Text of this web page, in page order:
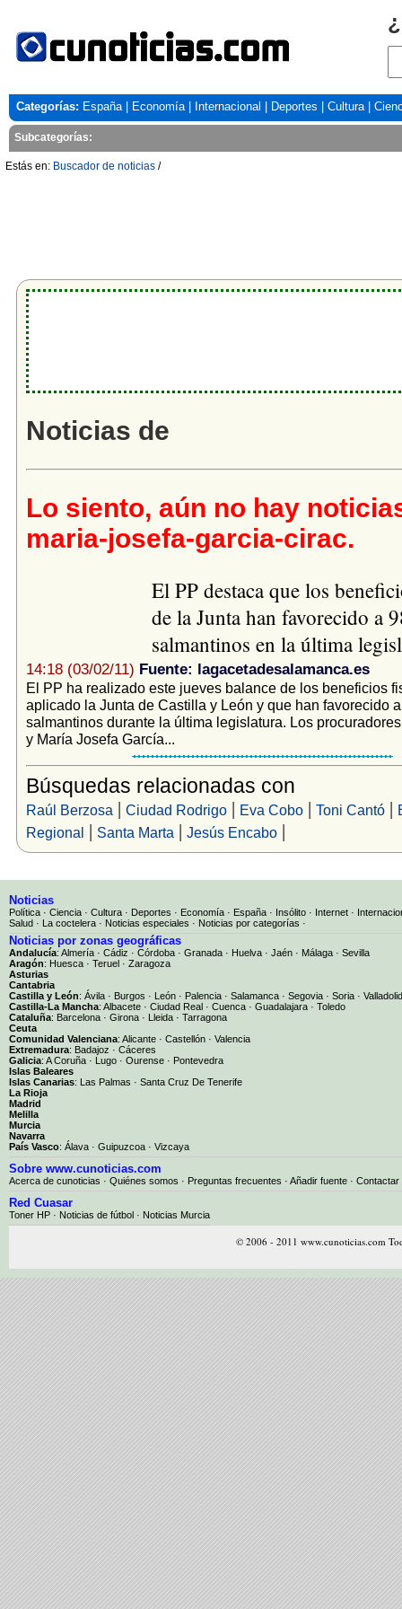
Categorías: España| Economía| Internacional Deportes Cultura|
Subcategorías:
Estás en: Buscador de noticias /
Noticias de
Lo siento, aún no hay
maria-josefa-garcia-cirac.
El PP destaca que los
de la Junta han favorecido a
salmantinos en la última
14:18 (03/02/11) Fuente: lagacetadesalamanca.es
El PP ha realizado este jueves balance de los beneficios
aplicado la Junta de Castilla y León y que han favorecido
salmantinos durante la última legislatura. Los
y María Josefa García...
Búsquedas relacionadas con
Raúl Berzosa | Ciudad Rodrigo| Eva Cobo| Toni Cantó|
Regional | Santa Marta | Jesús Encabo|
Noticias
Política · Ciencia · Cultura · Deportes · Economía · España · Insólito · Internet ·
Salud · La coctelera · Noticias especiales · Noticias por categorías ·
Noticias por zonas geográficas
Andalucía: Almería · Cádiz · Córdoba · Granada · Huelva · Jaén · Málaga · Sevilla
Aragón: Huesca · Teruel · Zaragoza
Asturias
Cantabria
Castilla y León: Ávila · Burgos · León · Palencia · Salamanca · Segovia · Soria · Valladolid
Castilla-La Mancha: Albacete · Ciudad Real · Cuenca · Guadalajara · Toledo
Cataluña: Barcelona · Girona · Lleida · Tarragona
Ceuta
Comunidad Valenciana: Alicante · Castellón · Valencia
Extremadura: Badajoz · Cáceres
Galicia: A Coruña · Lugo · Ourense · Pontevedra
Islas Baleares
Islas Canarias: Las Palmas · Santa Cruz De Tenerife
La Rioja
Madrid
Melilla
Murcia
Navarra
País Vasco: Álava · Guipuzcoa · Vizcaya
Sobre www.cunoticias.com
Acerca de cunoticias · Quiénes somos · Preguntas frecuentes · Añadir fuente · Contactar
Red Cuasar
Toner HP · Noticias de fútbol · Noticias Murcia
© 2006 - 2011 www.cunoticias.com